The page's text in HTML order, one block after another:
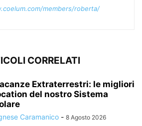
members/roberta/
CORRELATI
Extraterrestri: le migliori
del nostro Sistema
Caramanico - 8 Agosto 2026